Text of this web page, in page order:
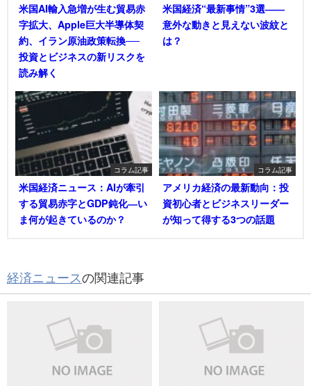
米国AI輸入急増が生む貿易赤
字拡大、Apple巨大半導体契
約、イラン原油政策転換──
投資とビジネスの新リスクを
読み解く
米国経済“最新事情”3選――
意外な動きと見えない波紋と
は？
コラム記事
米国経済ニュース：AIが牽引
する貿易赤字とGDP鈍化―い
ま何が起きているのか？
コラム記事
アメリカ経済の最新動向：投
資初心者とビジネスリーダー
が知って得する3つの話題
経済ニュースの関連記事